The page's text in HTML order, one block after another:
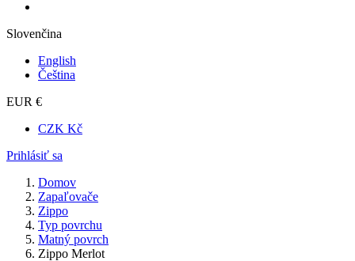
Slovenčina
English
Čeština
EUR €
CZK Kč
Prihlásiť sa
Domov
Zapaľovače
Zippo
Typ povrchu
Matný povrch
Zippo Merlot